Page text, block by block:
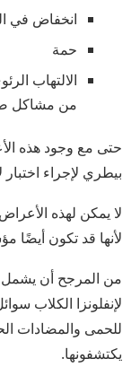
انخفاض في
حمة
الالتهاب
من مشاكل
حتى مع وجود هذه
بيطري لإجراء اختبار
لا يمكن لهذه
لأنها قد تكون أيضًا
من المرجح أن يشمل
لإنفلونزا الكلاب
للحمى والمضادات
يكتشفونها.